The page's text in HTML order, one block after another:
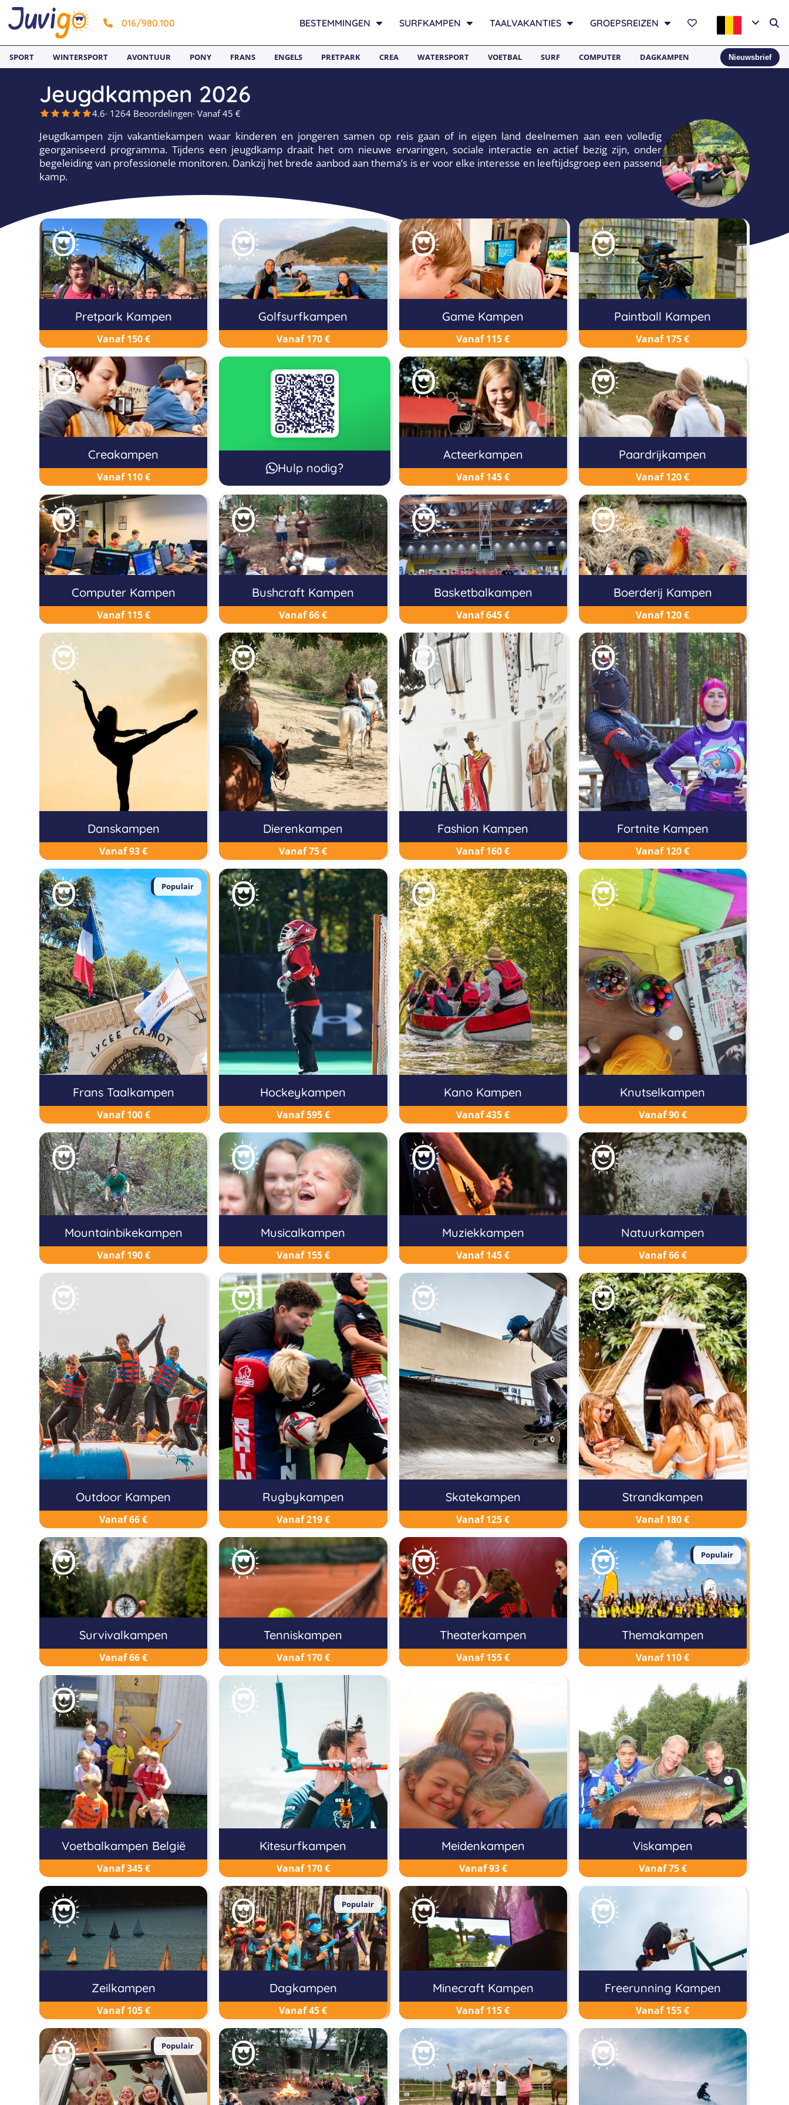
016/980.100 BESTEMMINGEN SURFKAMPEN TAALVAKANTIES GROEPSREIZEN
SPORT WINTERSPORT AVONTUUR PONY FRANS ENGELS PRETPARK CREA WATERSPORT VOETBAL SURF COMPUTER DAGKAMPEN Nieuwsbrief
Jeugdkampen 2026
4.6· 1264 Beoordelingen· Vanaf 45 €
Jeugdkampen zijn vakantiekampen waar kinderen en jongeren samen op reis gaan of in eigen land deelnemen aan een volledig
georganiseerd programma. Tijdens een jeugdkamp draait het om nieuwe ervaringen, sociale interactie en actief bezig zijn, onder
begeleiding van professionele monitoren. Dankzij het brede aanbod aan thema’s is er voor elke interesse en leeftijdsgroep een passend
kamp.
Pretpark Kampen
Vanaf 150 €
Golfsurfkampen
Vanaf 170 €
Game Kampen
Vanaf 115 €
Paintball Kampen
Vanaf 175 €
Creakampen
Vanaf 110 €
Hulp nodig?
Acteerkampen
Vanaf 145 €
Paardrijkampen
Vanaf 120 €
Computer Kampen
Vanaf 115 €
Bushcraft Kampen
Vanaf 66 €
Basketbalkampen
Vanaf 645 €
Boerderij Kampen
Vanaf 120 €
Danskampen
Vanaf 93 €
Dierenkampen
Vanaf 75 €
Fashion Kampen
Vanaf 160 €
Fortnite Kampen
Vanaf 120 €
Populair
Frans Taalkampen
Vanaf 100 €
Hockeykampen
Vanaf 595 €
Kano Kampen
Vanaf 435 €
Knutselkampen
Vanaf 90 €
Mountainbikekampen
Vanaf 190 €
Musicalkampen
Vanaf 155 €
Muziekkampen
Vanaf 145 €
Natuurkampen
Vanaf 66 €
Outdoor Kampen
Vanaf 66 €
Rugbykampen
Vanaf 219 €
Skatekampen
Vanaf 125 €
Strandkampen
Vanaf 180 €
Survivalkampen
Vanaf 66 €
Tenniskampen
Vanaf 170 €
Theaterkampen
Vanaf 155 €
Populair
Themakampen
Vanaf 110 €
Voetbalkampen België
Vanaf 345 €
Kitesurfkampen
Vanaf 170 €
Meidenkampen
Vanaf 93 €
Viskampen
Vanaf 75 €
Zeilkampen
Vanaf 105 €
Populair
Dagkampen
Vanaf 45 €
Minecraft Kampen
Vanaf 115 €
Freerunning Kampen
Vanaf 155 €
Populair